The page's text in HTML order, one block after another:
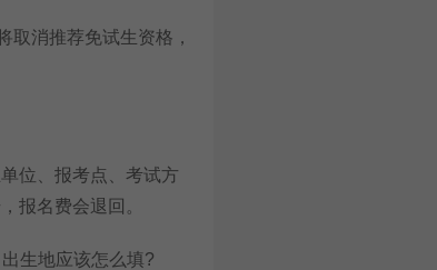
消推荐免试生资格，
位、报考点、考试方
报名费会退回。
生地应该怎么填?